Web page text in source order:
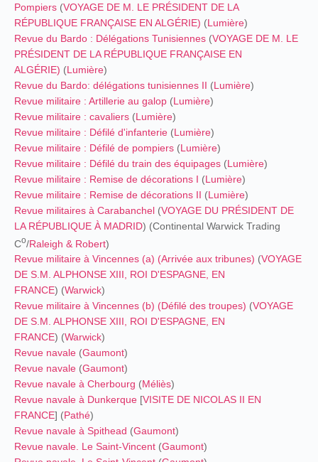
Pompiers (VOYAGE DE M. LE PRÉSIDENT DE LA
RÉPUBLIQUE FRANÇAISE EN ALGÉRIE) (Lumière)
Revue du Bardo : Délégations Tunisiennes (VOYAGE DE M. LE
PRÉSIDENT DE LA RÉPUBLIQUE FRANÇAISE EN
ALGÉRIE) (Lumière)
Revue du Bardo: délégations tunisiennes II (Lumière)
Revue militaire : Artillerie au galop (Lumière)
Revue militaire : cavaliers (Lumière)
Revue militaire : Défilé d'infanterie (Lumière)
Revue militaire : Défilé de pompiers (Lumière)
Revue militaire : Défilé du train des équipages (Lumière)
Revue militaire : Remise de décorations I (Lumière)
Revue militaire : Remise de décorations II (Lumière)
Revue militaires à Carabanchel (VOYAGE DU PRÉSIDENT DE
LA RÉPUBLIQUE À MADRID) (Continental Warwick Trading
Co/Raleigh & Robert)
Revue militaire à Vincennes (a) (Arrivée aux tribunes) (VOYAGE
DE S.M. ALPHONSE XIII, ROI D'ESPAGNE, EN
FRANCE) (Warwick)
Revue militaire à Vincennes (b) (Défilé des troupes) (VOYAGE
DE S.M. ALPHONSE XIII, ROI D'ESPAGNE, EN
FRANCE) (Warwick)
Revue navale (Gaumont)
Revue navale (Gaumont)
Revue navale à Cherbourg (Méliès)
Revue navale à Dunkerque [VISITE DE NICOLAS II EN
FRANCE] (Pathé)
Revue navale à Spithead (Gaumont)
Revue navale. Le Saint-Vincent (Gaumont)